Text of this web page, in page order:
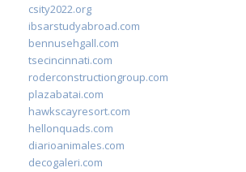
csity2022.org
ibsarstudyabroad.com
bennusehgall.com
tsecincinnati.com
roderconstructiongroup.com
plazabatai.com
hawkscayresort.com
hellonquads.com
diarioanimales.com
decogaleri.com